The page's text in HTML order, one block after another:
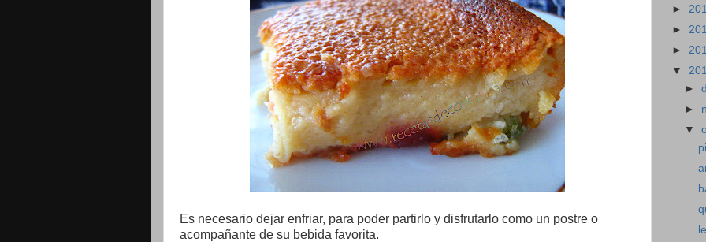
Es necesario dejar enfriar, para poder partirlo y disfrutarlo como un postre o
acompañante de su bebida favorita.
►
►
►
▼
►
►
▼